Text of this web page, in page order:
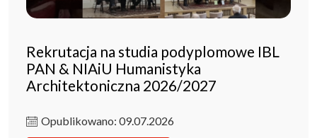
Rekrutacja na studia podyplomowe IBL
PAN & NIAiU Humanistyka
Architektoniczna 2026/2027
Opublikowano: 09.07.2026